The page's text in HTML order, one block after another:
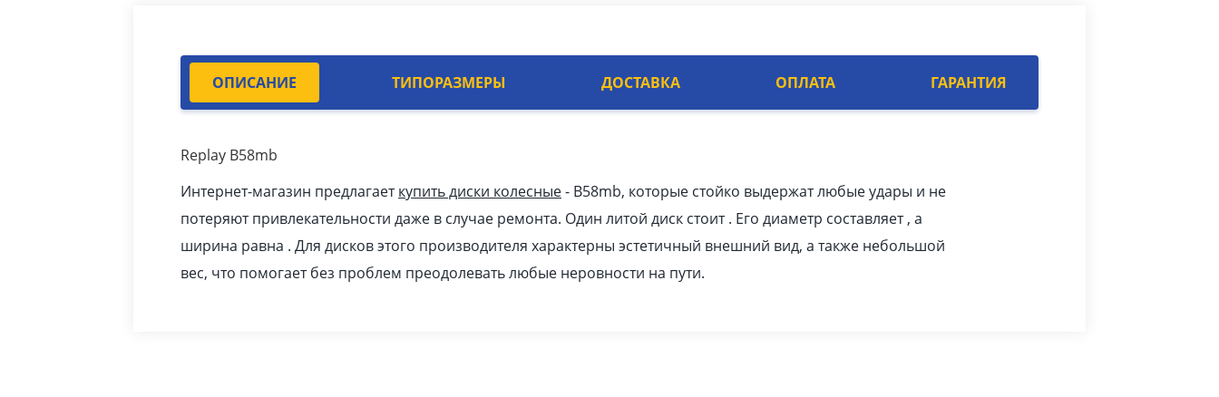
ОПИСАНИЕ ТИПОРАЗМЕРЫ ДОСТАВКА ОПЛАТА ГАРАНТИЯ
Replay B58mb
Интернет-магазин предлагаеткупить диски колесные- B58mb, которые стойко выдержат любые удары и не
потеряют привлекательности даже в случае ремонта. Один литой диск стоит . Его диаметр составляет , а
ширина равна . Для дисков этого производителя характерны эстетичный внешний вид, а также небольшой
вес, что помогает без проблем преодолевать любые неровности на пути.